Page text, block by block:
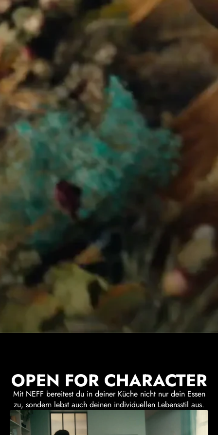
OPEN FOR CHARACTER
Mit NEFF bereitest du in deiner Küche nicht nur dein Essen
zu, sondern lebst auch deinen individuellen Lebensstil aus.